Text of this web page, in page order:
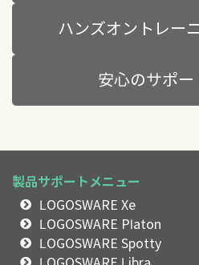
ハンズオントレーニ
安心のサポー
製品サポートメニュー
LOGOSWARE Xe
LOGOSWARE Platon
LOGOSWARE Spotty